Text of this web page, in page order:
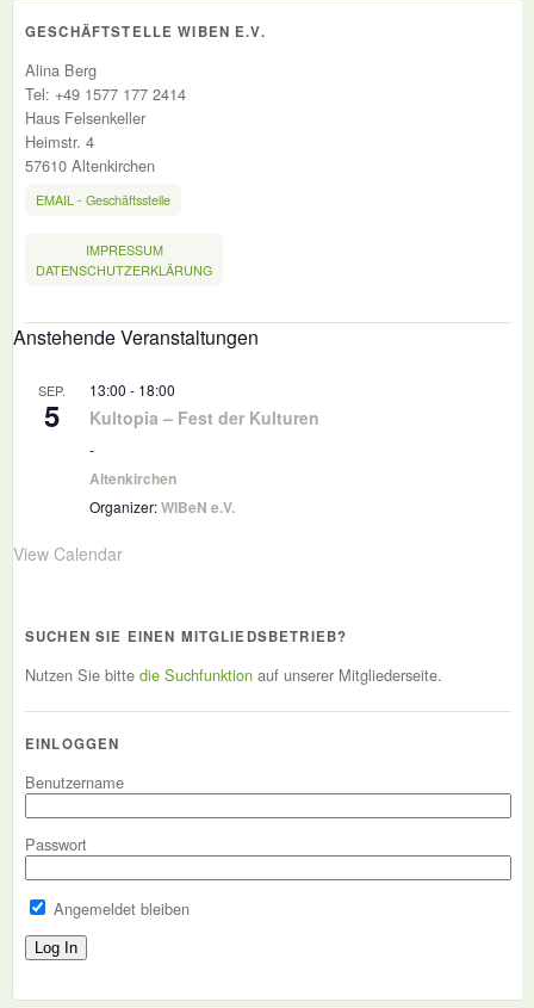
GESCHÄFTSTELLE WIBEN E.V.
Alina Berg
Tel: +49 1577 177 2414
Haus Felsenkeller
Heimstr. 4
57610 Altenkirchen
EMAIL - Geschäftsstelle
IMPRESSUM
DATENSCHUTZERKLÄRUNG
Anstehende Veranstaltungen
SEP.
5
13:00 - 18:00
Kultopia – Fest der Kulturen
-
Altenkirchen
Organizer:WIBeN e.V.
View Calendar
SUCHEN SIE EINEN MITGLIEDSBETRIEB?
Nutzen Sie bitte die Suchfunktion auf unserer Mitgliederseite.
EINLOGGEN
Benutzername
Passwort
Angemeldet bleiben